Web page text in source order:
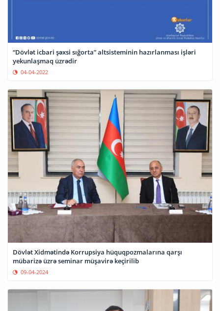
“Dövlət icbari şəxsi sığorta” altsisteminin hazırlanması işləri
yekunlaşmaq üzrədir
04-04-2022
Dövlət Xidmətində Korrupsiya hüquqpozmalarına qarşı
mübarizə üzrə seminar müşavirə keçirilib
09-04-2024